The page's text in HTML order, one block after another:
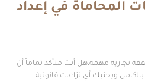
المحاماة في إعداد
تجارية مهمة،هل أنت متأكد تماماً أن
ويجنبك أي نزاعات قانونية